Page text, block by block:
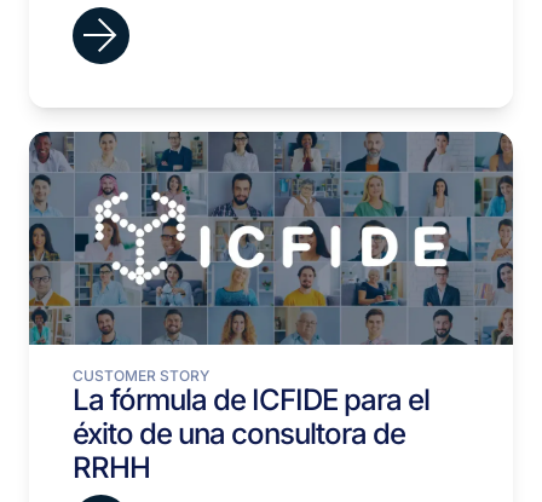
CUSTOMER STORY
La fórmula de ICFIDE para el
éxito de una consultora de
RRHH